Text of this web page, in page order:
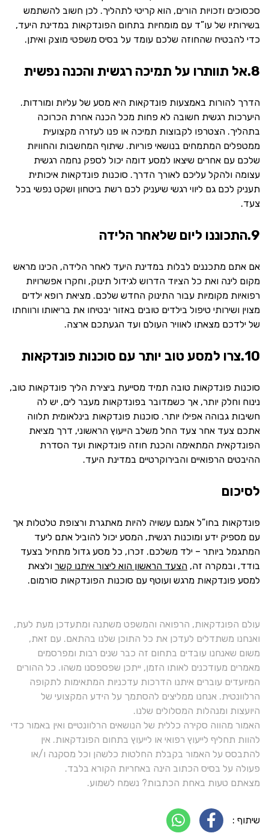
סכסוכים וזכויות הורים, הוא קריטי לתהליך. לכן חשוב להשתמש
בשירותיו של עו”ד עם מומחיות בתחום הפונדקאות במדינת היעד,
כדי להבטיח שהחוזה שלכם עומד על בסיס משפטי מוצק ואיתן.
8.אל תוותרו על תמיכה רגשית והכנה נפשית
הדרך להורות באמצעות פונדקאות היא מסע של עליות ומורדות.
היערכות רגשית חשובה לא פחות מכל הכנה אחרת הכרוכה
בתהליך. הצטרפו לקבוצות תמיכה או פנו לעזרה מקצועית
ממטפלים המתמחים בנושאי פוריות. שיתוף המחשבות והחוויות
שלכם עם אחרים שיצאו למסע דומה יכול לספק נחמה רגשית
עצומה ולהקל עליכם לאורך הדרך. סוכנות פונדקאות איכותית
תעניק לכם גם ליווי רגשי שיעניק לכם רשת ביטחון ושקט נפשי בכל
צעד.
9.התכוננו ליום שלאחר הלידה
אם אתם מתכננים לבלות במדינת היעד לאחר הלידה, הכינו מראש
מקום לינה ואת כל הציוד הדרוש לגידול תינוק, וחקרו אפשרויות
רפואיות מקומיות עבור התינוק החדש שלכם. מציאת רופא ילדים
מצוין ושירותי טיפול בילדים טובים באזור יבטיחו את בריאותו ורווחתו
של ילדכם מצאתו לאוויר העולם ועד הגעתכם ארצה.
10.צרו למסע טוב יותר עם סוכנות פונדקאות
סוכנות פונדקאות טובה תמיד מסייעת ביצירת הליך פונדקאות טוב,
נינוח וחלק יותר, אך כשמדובר בפונדקאות מעבר לים, יש לה
חשיבות גבוהה אפילו יותר. סוכנות פונדקאות בינלאומית תלווה
אתכם צעד אחר צעד החל משלב הייעוץ הראשוני, דרך מציאת
הפונדקאית המתאימה והכנת חוזה פונדקאות ועד הסדרת
ההיבטים הרפואיים והבירוקרטיים במדינת היעד.
לסיכום
פונדקאות בחו”ל אמנם עשויה להיות מאתגרת ורצופת טלטלות אך
עם מספיק ידע ומוכנות רגשית, המסע יכול להוביל אתם ליעד
המתגמל ביותר – ילד משלכם. זכרו, כל מסע גדול מתחיל בצעד
בודד, ובמקרה זה, הצעד הראשון הוא ליצור איתנו קשר ולצאת
למסע פונדקאות מרגש ועוטף עם סוכנות הפונדקאות סורמום.
עולם הפונדקאות, הרפואה והמשפט משתנה ומתעדכן מעת לעת,
ואנחנו משתדלים לעדכן את כל התוכן שלנו בהתאם. עם זאת,
משום שאנחנו עובדים בתחום זה כבר שנים רבות ומפרסמים
מאמרים מעודכנים לאותו הזמן, ייתכן שפספסנו משהו. כל ההורים
המיועדים עוברים איתנו הדרכות עדכניות המתאימות לתקופה
הרלוונטית. אנחנו ממליצים להסתמך על הידע המקצועי של
היועצות ומנהלות המסלולים שלנו.
האמור מהווה סקירה כללית של הנושאים הרלוונטיים ואין באמור כדי
להוות תחליף לייעוץ רפואי או לייעוץ בתחום הפונדקאות. אין
להתבסס על האמור בקבלת החלטות כלשהן וכל מסקנה ו/או
פעולה על בסיס הכתוב הינה באחריות הקורא בלבד.
מצאתם טעות באחת הכתבות? נשמח לשמוע.
שיתוף :